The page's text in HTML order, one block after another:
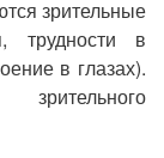
зрительные
трудности в
в глазах).